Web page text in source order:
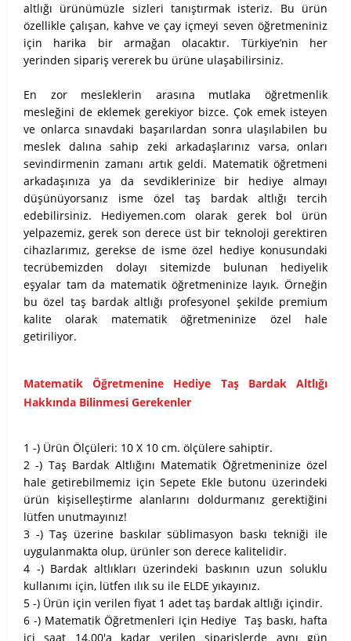
altlığı ürünümüzle sizleri tanıştırmak isteriz. Bu ürün
özellikle çalışan, kahve ve çay içmeyi seven öğretmeniniz
için harika bir armağan olacaktır. Türkiye’nin her
yerinden sipariş vererek bu ürüne ulaşabilirsiniz.
En zor mesleklerin arasına mutlaka öğretmenlik
mesleğini de eklemek gerekiyor bizce. Çok emek isteyen
ve onlarca sınavdaki başarılardan sonra ulaşılabilen bu
meslek dalına sahip zeki arkadaşlarınız varsa, onları
sevindirmenin zamanı artık geldi. Matematik öğretmeni
arkadaşınıza ya da sevdiklerinize bir hediye almayı
düşünüyorsanız isme özel taş bardak altlığı tercih
edebilirsiniz. Hediyemen.com olarak gerek bol ürün
yelpazemiz, gerek son derece üst bir teknoloji gerektiren
cihazlarımız, gerekse de isme özel hediye konusundaki
tecrübemizden dolayı sitemizde bulunan hediyelik
eşyalar tam da matematik öğretmeninize layık. Örneğin
bu özel taş bardak altlığı profesyonel şekilde premium
kalite olarak matematik öğretmeninize özel hale
getiriliyor.
Matematik Öğretmenine Hediye Taş Bardak Altlığı
Hakkında Bilinmesi Gerekenler
1 -) Ürün Ölçüleri: 10 X 10 cm. ölçülere sahiptir.
2 -) Taş Bardak Altlığını Matematik Öğretmeninize özel
hale getirebilmemiz için Sepete Ekle butonu üzerindeki
ürün kişiselleştirme alanlarını doldurmanız gerektiğini
lütfen unutmayınız!
3 -) Taş üzerine baskılar süblimasyon baskı tekniği ile
uygulanmakta olup, ürünler son derece kalitelidir.
4 -) Bardak altlıkları üzerindeki baskının uzun soluklu
kullanımı için, lütfen ılık su ile ELDE yıkayınız.
5 -) Ürün için verilen fiyat 1 adet taş bardak altlığı içindir.
6 -) Matematik Öğretmenleri için Hediye Taş baskı, hafta
içi saat 14.00'a kadar verilen siparişlerde aynı gün